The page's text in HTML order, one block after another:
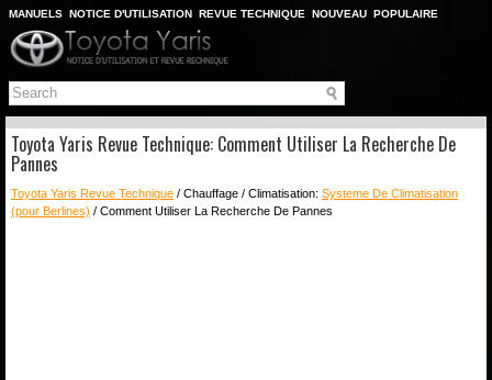
MANUELS NOTICE D'UTILISATION REVUE TECHNIQUE NOUVEAU POPULAIRE
PLAN DU SITE
CHERCHER
Toyota Yaris Revue Technique: Comment Utiliser La Recherche De
Pannes
Toyota Yaris Revue Technique / Chauffage / Climatisation: Systeme De Climatisation
(pour Berlines) / Comment Utiliser La Recherche De Pannes